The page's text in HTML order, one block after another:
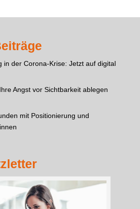
in der Corona-Krise: Jetzt auf digital
Angst vor Sichtbarkeit ablegen
mit Positionierung und